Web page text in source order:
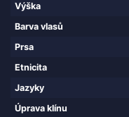
Výška
Barva vlasů
Prsa
Etnicita
Jazyky
Úprava klínu